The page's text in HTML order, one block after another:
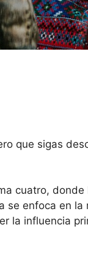
que sigas
cuatro,
enfoca en
la influencia